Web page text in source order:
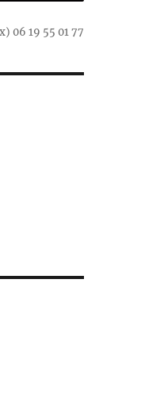
06 19 55 01 77